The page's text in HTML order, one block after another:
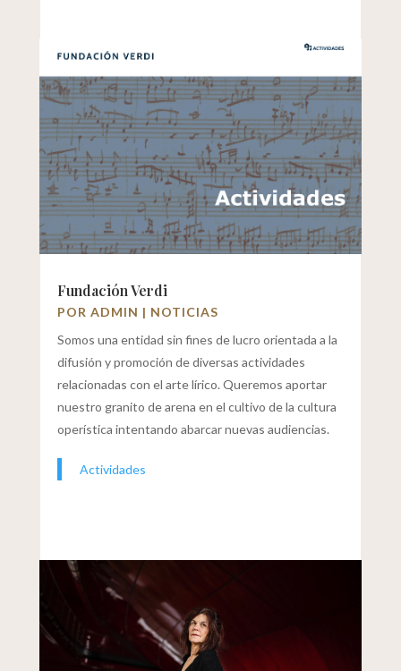
Fundación Verdi
POR ADMIN | NOTICIAS
Somos una entidad sin fines de lucro orientada a la
difusión y promoción de diversas actividades
relacionadas con el arte lírico. Queremos aportar
nuestro granito de arena en el cultivo de la cultura
operística intentando abarcar nuevas audiencias.
Actividades